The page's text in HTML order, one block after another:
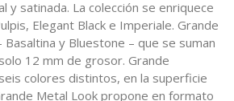
satinada. La colección se enriquece
Elegant Black e Imperiale. Grande
y Bluestone – que se suman
12 mm de grosor. Grande
colores distintos, en la superficie
Metal Look propone en formato